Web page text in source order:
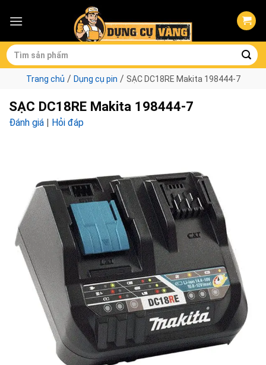
Tìm
kiếm:
Trang chủ / Dụng cụ pin / SẠC DC18RE Makita 198444-7
SẠC DC18RE Makita 198444-7
Đánh giá | Hỏi đáp